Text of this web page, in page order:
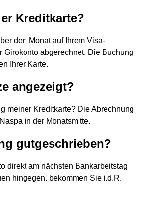
Kreditkarte?
den Monat auf Ihrem Visa-
Girokonto abgerechnet. Die Buchung
Ihrer Karte.
angezeigt?
meiner Kreditkarte? Die Abrechnung
in der Monatsmitte.
gutgeschrieben?
direkt am nächsten Bankarbeitstag
hingegen, bekommen Sie i.d.R.